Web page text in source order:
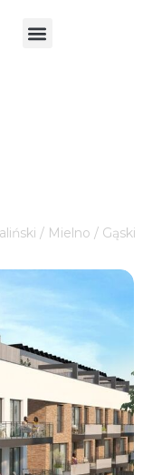
/ Mielno / Gąski